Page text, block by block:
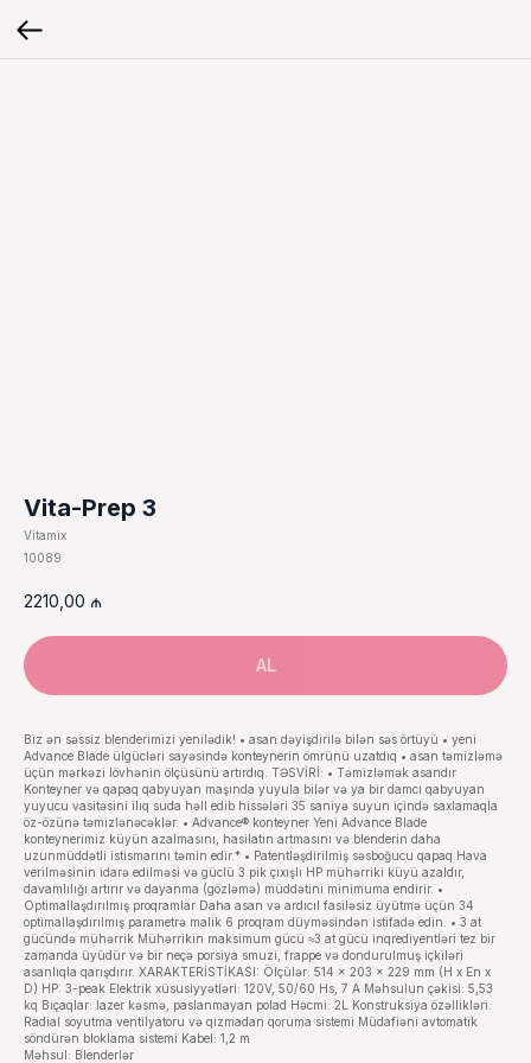
Vita-Prep 3
Vitamix
10089
2210,00 ₼
AL
Biz ən səssiz blenderimizi yenilədik! • asan dəyişdirilə bilən səs örtüyü • yeni
Advance Blade ülgücləri sayəsində konteynerin ömrünü uzatdıq • asan təmizləmə
üçün mərkəzi lövhənin ölçüsünü artırdıq. TƏSVİRİ: • Təmizləmək asandır
Konteyner və qapaq qabyuyan maşında yuyula bilər və ya bir damcı qabyuyan
yuyucu vasitəsini ilıq suda həll edib hissələri 35 saniyə suyun içində saxlamaqla
öz-özünə təmizlənəcəklər. • Advance® konteyner Yeni Advance Blade
konteynerimiz küyün azalmasını, hasilatın artmasını və blenderin daha
uzunmüddətli istismarını təmin edir.* • Patentləşdirilmiş səsboğucu qapaq Hava
verilməsinin idarə edilməsi və güclü 3 pik çıxışlı HP mühərriki küyü azaldır,
davamlılığı artırır və dayanma (gözləmə) müddətini minimuma endirir. •
Optimallaşdırılmış proqramlar Daha asan və ardıcıl fasiləsiz üyütmə üçün 34
optimallaşdırılmış parametrə malik 6 proqram düyməsindən istifadə edin. • 3 at
gücündə mühərrik Mühərrikin maksimum gücü ≈3 at gücü inqrediyentləri tez bir
zamanda üyüdür və bir neçə porsiya smuzi, frappe və dondurulmuş içkiləri
asanlıqla qarışdırır. XARAKTERİSTİKASI: Ölçülər: 514 x 203 x 229 mm (H x En x
D) HP: 3-peak Elektrik xüsusiyyətləri: 120V, 50/60 Hs, 7 A Məhsulun çəkisi: 5,53
kq Bıçaqlar: lazer kəsmə, paslanmayan polad Həcmi: 2L Konstruksiya özəllikləri:
Radial soyutma ventilyatoru və qızmadan qoruma sistemi Müdafiəni avtomatik
söndürən bloklama sistemi Kabel: 1,2 m
Məhsul: Blenderlər